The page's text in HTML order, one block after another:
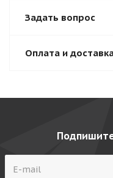
Задать вопрос
Оплата и